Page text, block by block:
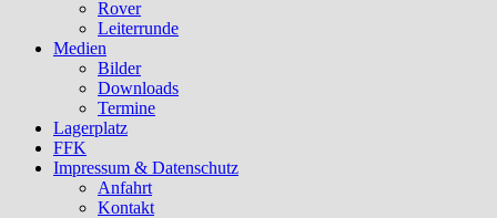
Rover
Leiterrunde
Medien
Bilder
Downloads
Termine
Lagerplatz
FFK
Impressum & Datenschutz
Anfahrt
Kontakt